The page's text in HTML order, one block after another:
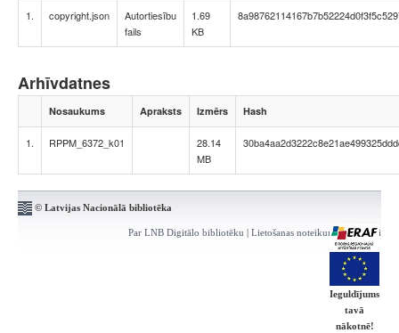
1. copyright.json
Autortiesību
fails
1.69
KB
Arhīvdatnes
Nosaukums Apraksts Izmērs Hash
1. RPPM_6372_k01
28.14
MB
© Latvijas Nacionālā bibliotēka
Par LNB Digitālo bibliotēku | Lietošanas noteikumi | Kontakti
Ieguldījums
tavā
nākotnē!